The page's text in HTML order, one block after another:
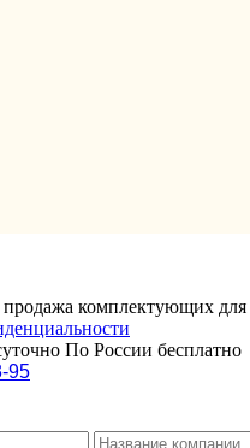
продажа комплектующих
По России бесплатно
95